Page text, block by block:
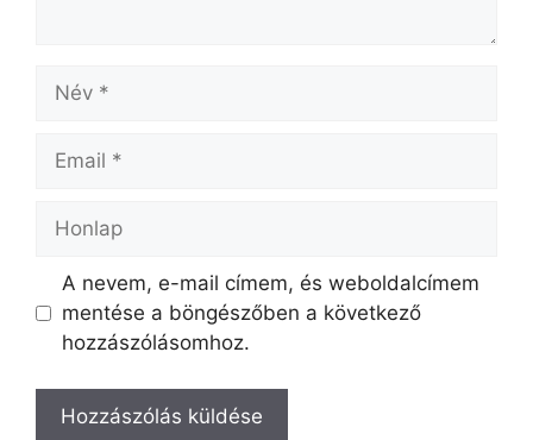
Név
Email
Honlap
A nevem, e-mail címem, és weboldalcímem
mentése a böngészőben a következő
hozzászólásomhoz.